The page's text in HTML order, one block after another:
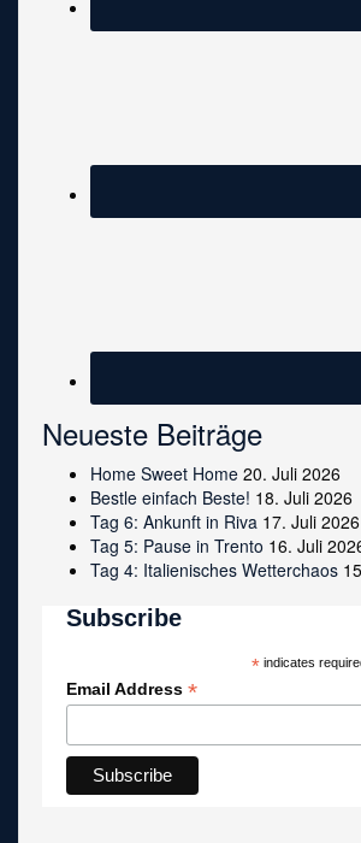
Neueste Beiträge
Home Sweet Home 20. Juli 2026
Bestle einfach Beste! 18. Juli 2026
Tag 6: Ankunft in Riva 17. Juli 2026
Tag 5: Pause in Trento 16. Juli
Tag 4: Italienisches Wetterchaos
Subscribe
*indicates
Email Address *